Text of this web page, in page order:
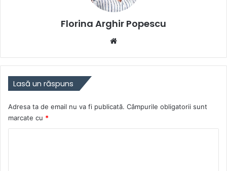
Florina Arghir Popescu
Lasă un răspuns
Adresa ta de email nu va fi publicată. Câmpurile obligatorii sunt
marcate cu *